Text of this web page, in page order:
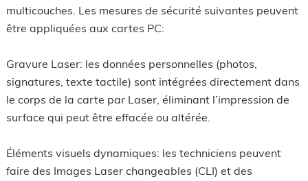
multicouches. Les mesures de sécurité suivantes peuvent
être appliquées aux cartes PC:
Gravure Laser: les données personnelles (photos,
signatures, texte tactile) sont intégrées directement dans
le corps de la carte par Laser, éliminant l’impression de
surface qui peut être effacée ou altérée.
Éléments visuels dynamiques: les techniciens peuvent
faire des Images Laser changeables (CLI) et des